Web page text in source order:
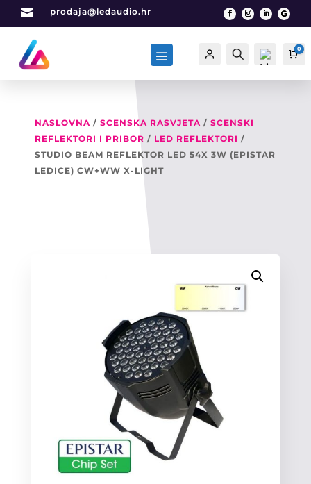
 prodaja@ledaudio.hr
Račun Traži
a
0
NASLOVNA/ SCENSKA RASVJETA/ SCENSKI
REFLEKTORI I PRIBOR / LED REFLEKTORI /
STUDIO BEAM REFLEKTOR LED 54X 3W (EPISTAR
LEDICE) CW+WW X-LIGHT